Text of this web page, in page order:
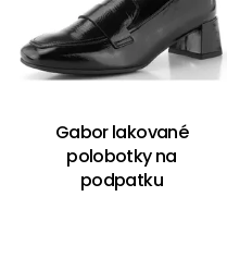
Gabor lakované
polobotky na
podpatku